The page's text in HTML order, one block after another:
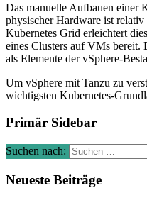
Das manuelle Aufbauen einer
physischer Hardware ist
Kubernetes Grid erleichtert
eines Clusters auf VMs bereit.
als Elemente der vSphere-
Um vSphere mit Tanzu zu
wichtigsten Kubernetes-
Primär Sidebar
Suchen nach:
Neueste Beiträge